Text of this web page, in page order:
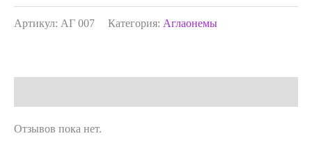
Артикул: АГ 007 Категория: Аглаонемы
Отзывов пока нет.